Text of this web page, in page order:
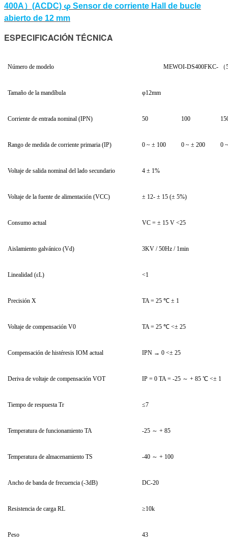
400A） (ACDC) φ Sensor de corriente Hall de bucle
abierto de 12 mm
ESPECIFICACIÓN TÉCNICA
Número de modelo MEWOI-DS400FKC- （
Tamaño de la mandíbula φ12mm
Corriente de entrada nominal (IPN) 50 100
Rango de medida de corriente primaria (IP) 0 ~ ± 100 0 ~ ± 200 0
Voltaje de salida nominal del lado secundario 4 ± 1%
Voltaje de la fuente de alimentación (VCC) ± 12- ± 15 (± 5%)
Consumo actual VC = ± 15 V <25
Aislamiento galvánico (Vd) 3KV / 50Hz / 1min
Linealidad (εL) <1
Precisión X TA = 25 ℃ ± 1
Voltaje de compensación V0 TA = 25 ℃ <± 25
Compensación de histéresis IOM actual IPN → 0 <± 25
Deriva de voltaje de compensación VOT IP = 0 TA = -25 ～ + 85 ℃ <± 1
Tiempo de respuesta Tr ≤7
Temperatura de funcionamiento TA -25 ～ + 85
Temperatura de almacenamiento TS -40 ～ + 100
Ancho de banda de frecuencia (-3dB) DC-20
Resistencia de carga RL ≥10k
Peso 43